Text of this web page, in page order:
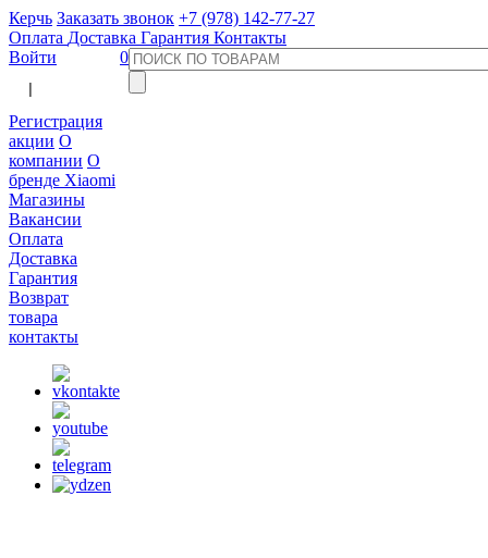
Керчь Заказать звонок +7 (978) 142-77-27
Оплата Доставка Гарантия Контакты
Войти
Регистрация
акции О
компании О
бренде Xiaomi
Магазины
Вакансии
Оплата
Доставка
Гарантия
Возврат
товара
контакты
0